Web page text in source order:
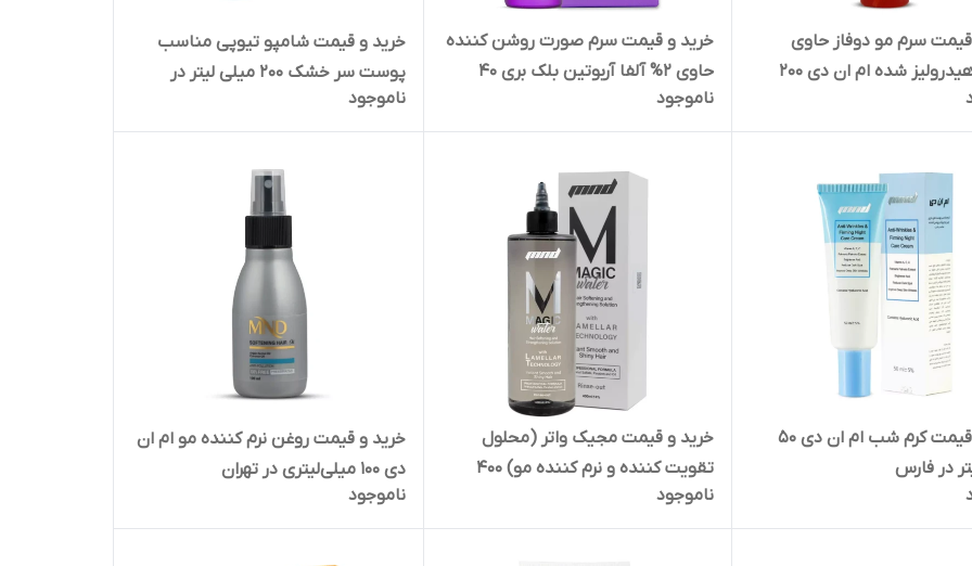
سرم مو دوفاز حاوی
کراتین هیدرولیز شده ام ان دی 200
در کرج
خرید و قیمت سرم صورت روشن کننده
حاوی 2% آلفا آربوتین بلک بری 40
میلی‌لیتر در البرز
ناموجود
خرید و قیمت شامپو تیوپی مناسب
پوست سر خشک 200 میلی لیتر در
اردبیل
ناموجود
خرید و قیمت کرم شب ام ان دی 50
در فارس
خرید و قیمت مجیک واتر (محلول
تقویت کننده و نرم کننده مو) 400
میلی لیتر در تهران
ناموجود
خرید و قیمت روغن نرم کننده مو ام ان
دی 100 میلی‌لیتری در تهران
ناموجود